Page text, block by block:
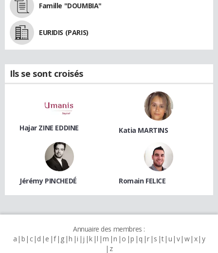
Famille "DOUMBIA"
EURIDIS (PARIS)
Ils se sont croisés
Hajar ZINE EDDINE Katia MARTINS
Jérémy PINCHEDÉ Romain FELICE
Annuaire des membres :
a b c d e f g h i j k l m n o p q r s t u v w x y
z